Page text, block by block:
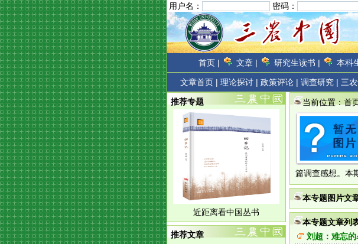
用户名： 密码：
首页 | 文章 | 研究生读书 | 本科
文章首页 | 理论探讨 | 政策评论 | 调查研究 | 三
当前位置： 首
篇调查感想。本
本专题图片文
本专题文章列
刘超：难忘
推荐专题
近距离看中国丛书
推荐文章